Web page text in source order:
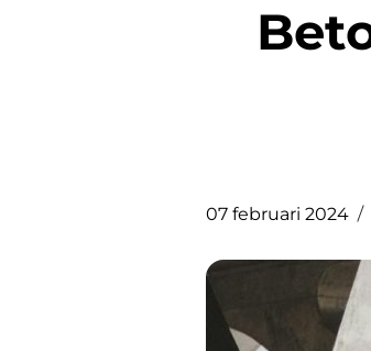
Betongarbeten Stockholm:
07 februari 2024